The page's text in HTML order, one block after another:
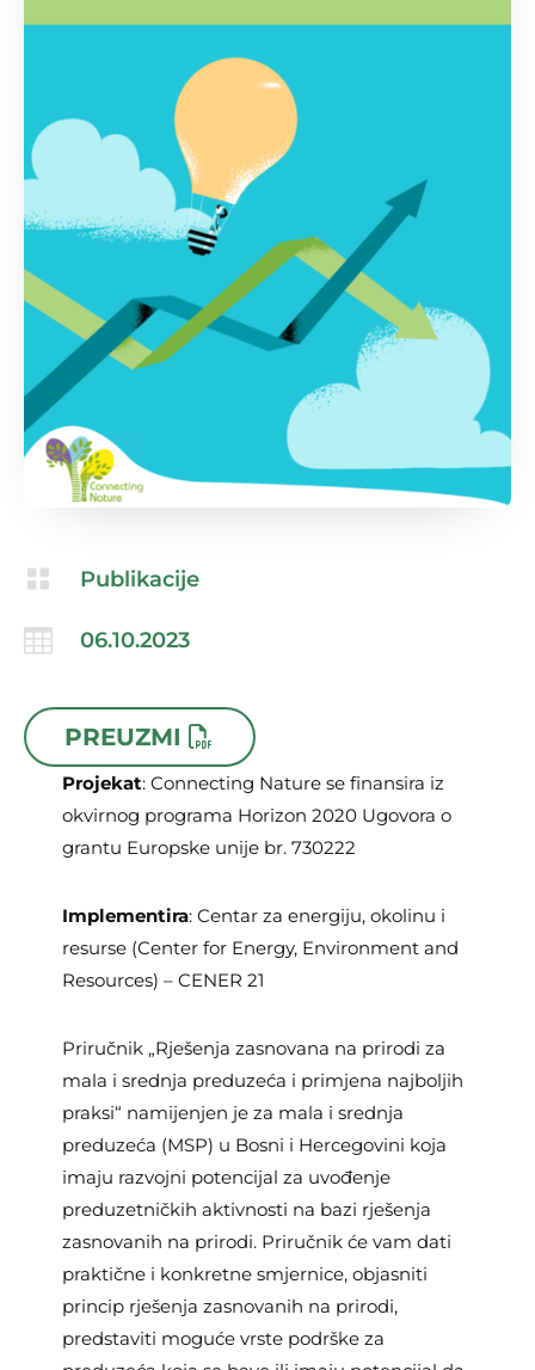
 Publikacije
 06.10.2023
PREUZMI
Projekat: Connecting Nature se finansira iz
okvirnog programa Horizon 2020 Ugovora o
grantu Europske unije br. 730222
Implementira: Centar za energiju, okolinu i
resurse (Center for Energy, Environment and
Resources) – CENER 21
Priručnik „Rješenja zasnovana na prirodi za
mala i srednja preduzeća i primjena najboljih
praksi“ namijenjen je za mala i srednja
preduzeća (MSP) u Bosni i Hercegovini koja
imaju razvojni potencijal za uvođenje
preduzetničkih aktivnosti na bazi rješenja
zasnovanih na prirodi. Priručnik će vam dati
praktične i konkretne smjernice, objasniti
princip rješenja zasnovanih na prirodi,
predstaviti moguće vrste podrške za